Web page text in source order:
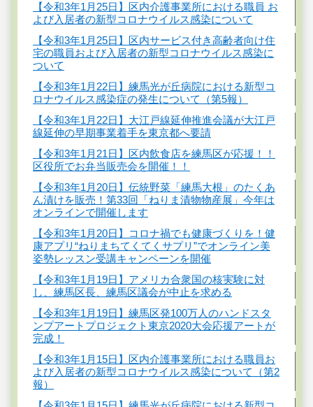
【令和3年1月25日】区内介護事業所における職員 お
よび入居者の新型コロナウイルス感染について
【令和3年1月25日】区内サービス付き高齢者向け住
宅の職員および入居者の新型コロナウイルス感染に
ついて
【令和3年1月22日】練馬光が丘病院における新型コ
ロナウイルス感染症の発生について（第5報）
【令和3年1月22日】大江戸線延伸推進会議が大江戸
線延伸の早期事業着手を東京都へ要請
【令和3年1月21日】区内飲食店を練馬区が応援！！
区役所でお弁当販売会を開催！！
【令和3年1月20日】伝統野菜「練馬大根」のたくあ
ん漬けを販売！第33回「ねりま漬物物産展」今年は
オンラインで開催します
【令和3年1月20日】コロナ禍でも健康づくりを！健
康アプリ“ねりまちてくてくサプリ”でオンライン美
姿勢レッスン受講キャンペーンを開催
【令和3年1月19日】アメリカ合衆国の核実験に対
し、練馬区長、練馬区議会が中止を求める
【令和3年1月19日】練馬区発100万人のハンドスタ
ンプアートプロジェクト東京2020大会応援アートが
完成！
【令和3年1月15日】区内介護事業所における職員お
よび入居者の新型コロナウイルス感染について（第2
報）